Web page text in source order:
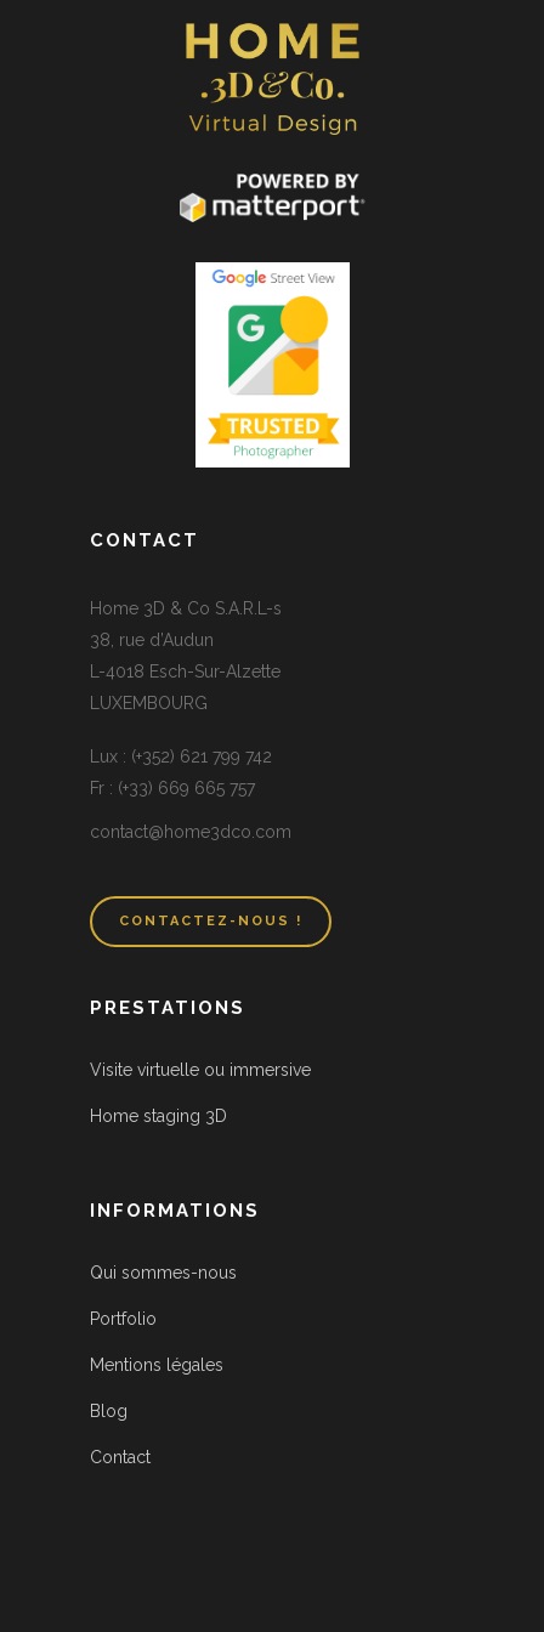
CONTACT
Home 3D & Co S.A.R.L-s
38, rue d’Audun
L-4018 Esch-Sur-Alzette
LUXEMBOURG
Lux : (+352) 621 799 742
Fr : (+33) 669 665 757
contact@home3dco.com
CONTACTEZ-NOUS !
PRESTATIONS
Visite virtuelle ou immersive
Home staging 3D
INFORMATIONS
Qui sommes-nous
Portfolio
Mentions légales
Blog
Contact